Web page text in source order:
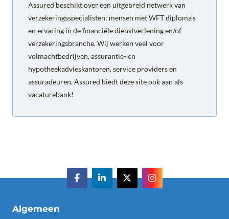
Assured beschikt over een uitgebreid netwerk van
verzekeringsspecialisten; mensen met WFT diploma's
en ervaring in de financiële dienstverlening en/of
verzekeringsbranche. Wij werken veel voor
volmachtbedrijven, assurantie- en
hypotheekadvieskantoren, service providers en
assuradeuren. Assured biedt deze site ook aan als
vacaturebank!
Algemeen